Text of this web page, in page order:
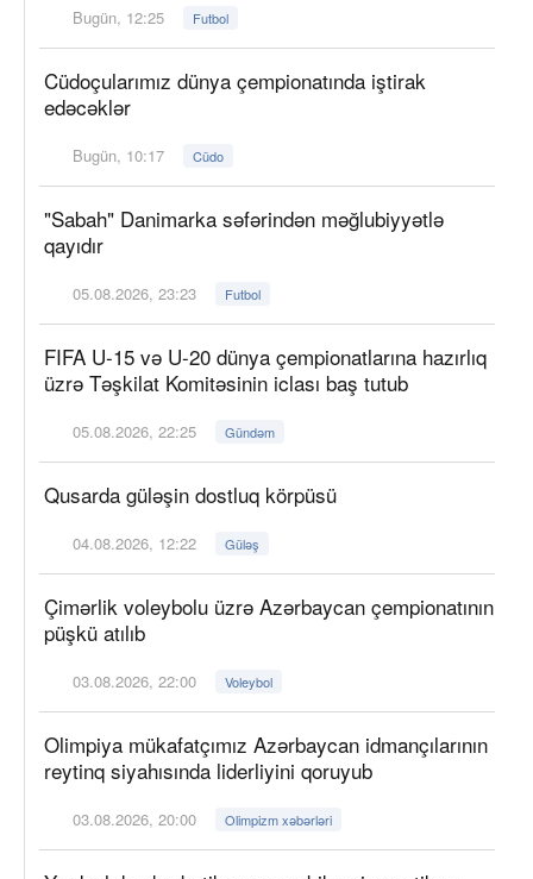
Bugün, 12:25 Futbol
Cüdoçularımız dünya çempionatında iştirak
edəcəklər
Bugün, 10:17 Cüdo
"Sabah" Danimarka səfərindən məğlubiyyətlə
qayıdır
05.08.2026, 23:23 Futbol
FIFA U-15 və U-20 dünya çempionatlarına hazırlıq
üzrə Təşkilat Komitəsinin iclası baş tutub
05.08.2026, 22:25 Gündəm
Qusarda güləşin dostluq körpüsü
04.08.2026, 12:22 Güləş
Çimərlik voleybolu üzrə Azərbaycan çempionatının
püşkü atılıb
03.08.2026, 22:00 Voleybol
Olimpiya mükafatçımız Azərbaycan idmançılarının
reytinq siyahısında liderliyini qoruyub
03.08.2026, 20:00 Olimpizm xəbərləri